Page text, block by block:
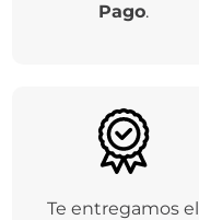
Pago.
Te entregamos el